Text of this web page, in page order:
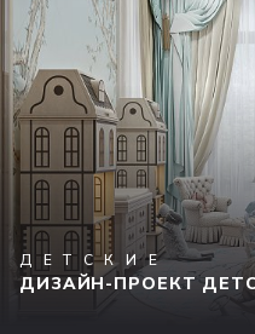
ДЕТСКИЕ
ДИЗАЙН-ПРОЕКТ